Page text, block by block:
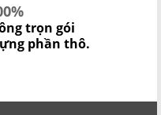
trọn gói
phần thô.